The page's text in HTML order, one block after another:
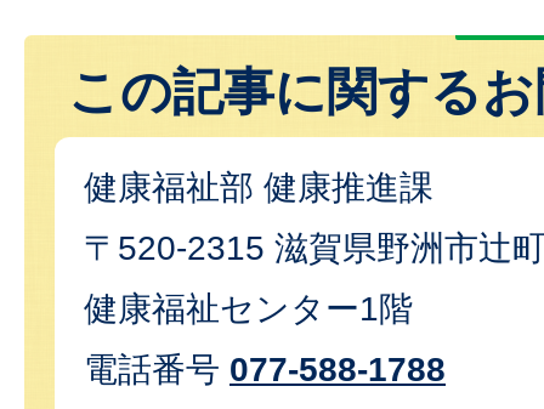
この記事に関する
健康福祉部 健康推進課
〒520-2315 滋賀県野洲市辻
健康福祉センター1階
電話番号 077-588-1788